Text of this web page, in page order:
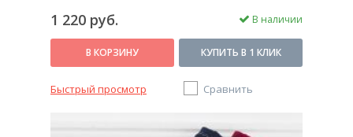
1 220 руб. В наличии
В КОРЗИНУ КУПИТЬ В 1 КЛИК
Быстрый просмотр Сравнить